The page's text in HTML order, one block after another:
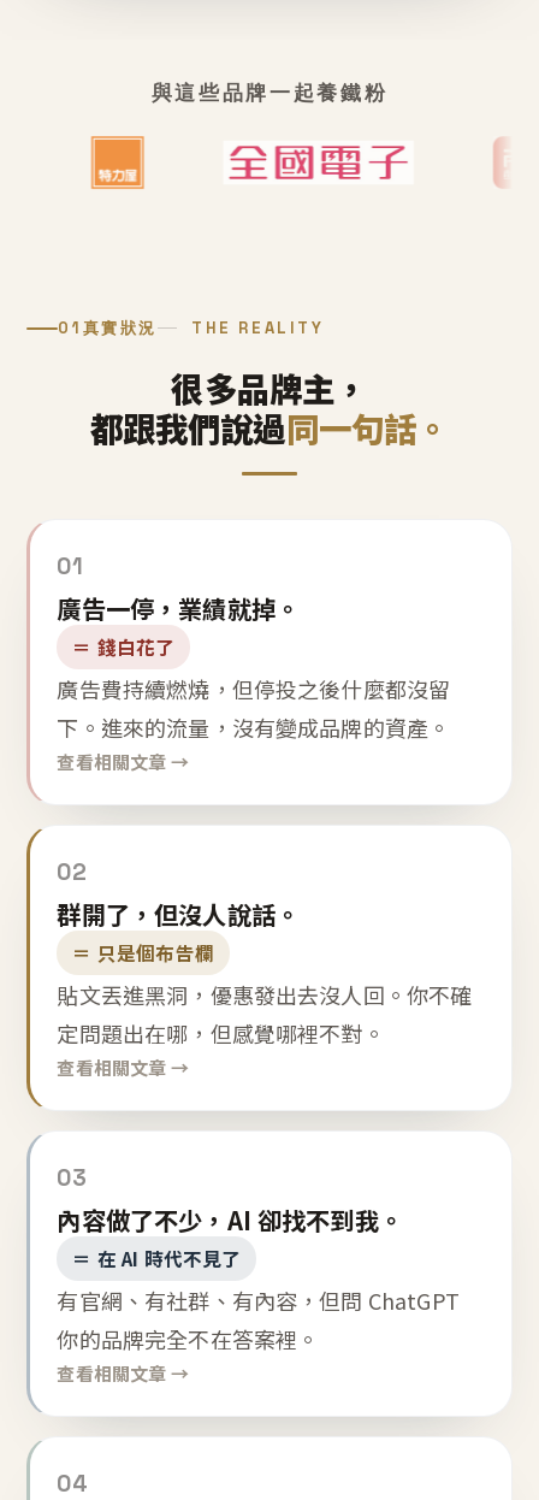
與這些品牌一起養鐵粉
01 真實狀況 THE REALITY
很多品牌主，
都跟我們說過同一句話。
01
廣告一停，業績就掉。
＝ 錢白花了
廣告費持續燃燒，但停投之後什麼都沒留
下。進來的流量，沒有變成品牌的資產。
查看相關文章 →
02
群開了，但沒人說話。
＝ 只是個布告欄
貼文丟進黑洞，優惠發出去沒人回。你不確
定問題出在哪，但感覺哪裡不對。
查看相關文章 →
03
內容做了不少，AI 卻找不到我。
＝ 在 AI 時代不見了
有官網、有社群、有內容，但問 ChatGPT
你的品牌完全不在答案裡。
查看相關文章 →
04